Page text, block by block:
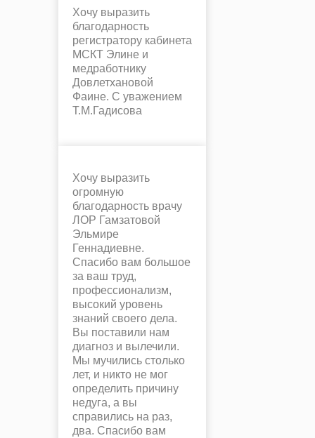
Хочу выразить
благодарность
регистратору кабинета
МСКТ Элине и
медработнику
Довлетхановой
Фаине. С уважением
Т.М.Гадисова
Хочу выразить
огромную
благодарность врачу
ЛОР Гамзатовой
Эльмире
Геннадиевне.
Спасибо вам большое
за ваш труд,
профессионализм,
высокий уровень
знаний своего дела.
Вы поставили нам
диагноз и вылечили.
Мы мучились столько
лет, и никто не мог
определить причину
недуга, а вы
справились на раз,
два. Спасибо вам